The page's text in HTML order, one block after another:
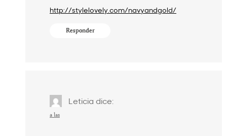
http://stylelovely.com/navyandgold/
Responder
Leticia dice:
a las